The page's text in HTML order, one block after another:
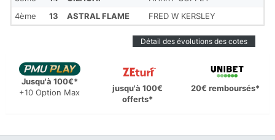
4ème
13 ASTRAL FLAME FRED W KERSLEY
Détail des évolutions des cotes
Jusqu'à 100€*
+10 Option Max
jusqu'à 100€
offerts*
20€ remboursés*